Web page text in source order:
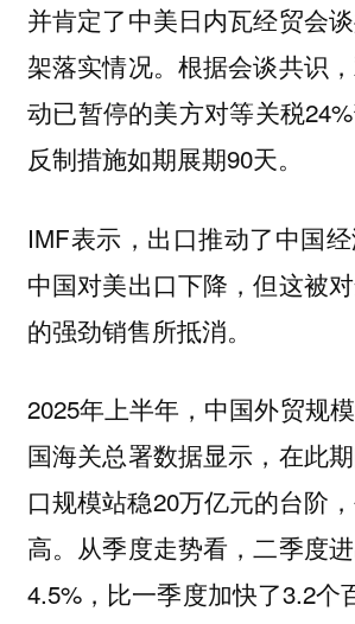
并肯定了中美日内瓦经贸会
架落实情况。根据会谈共识
动已暂停的美方对等关税
反制措施如期展期90天。
IMF表示，出口推动了中国
中国对美出口下降，但这被
的强劲销售所抵消。
2025年上半年，中国外贸规
国海关总署数据显示，在此
口规模站稳20万亿元的台阶
高。从季度走势看，二季度
4.5%，比一季度加快了3.2个